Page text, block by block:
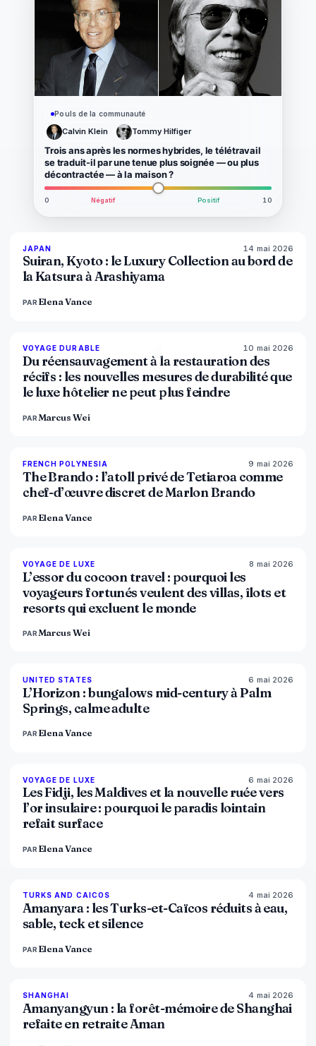
Pouls de la communauté
Calvin Klein Tommy Hilfiger
Trois ans après les normes hybrides, le télétravail
se traduit-il par une tenue plus soignée — ou plus
décontractée — à la maison ?
0 Négatif Positif 10
93% 44
JAPAN 14 mai 2026
Suiran, Kyoto : le Luxury Collection au bord de
la Katsura à Arashiyama
PAR Elena Vance
86% 81
VOYAGE DURABLE 10 mai 2026
Du réensauvagement à la restauration des
récifs : les nouvelles mesures de durabilité que
le luxe hôtelier ne peut plus feindre
PAR Marcus Wei
96% 51
FRENCH POLYNESIA 9 mai 2026
The Brando : l’atoll privé de Tetiaroa comme
chef-d’œuvre discret de Marlon Brando
PAR Elena Vance
% 81
VOYAGE DE LUXE 8 mai 2026
L’essor du cocoon travel : pourquoi les
voyageurs fortunés veulent des villas, îlots et
resorts qui excluent le monde
PARMarcus Wei
% 68
UNITED STATES 6 mai 2026
L’Horizon : bungalows mid-century à Palm
Springs, calme adulte
PAR Elena Vance
% 76
VOYAGE DE LUXE 6 mai 2026
Les Fidji, les Maldives et la nouvelle ruée vers
l’or insulaire : pourquoi le paradis lointain
refait surface
PAR Elena Vance
% 60
TURKS AND CAICOS 4 mai 2026
Amanyara : les Turks-et-Caïcos réduits à eau,
sable, teck et silence
PAR Elena Vance
% 78
SHANGHAI 4 mai 2026
Amanyangyun : la forêt-mémoire de Shanghai
refaite en retraite Aman